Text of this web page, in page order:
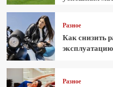
Разное
Как снизить
Разное